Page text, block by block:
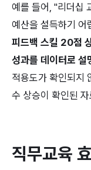
예를 들어, "리더십
예산을 설득하기 어
피드백 스킬 20점
성과를 데이터로 설
적용도가 확인되지
수 상승이 확인된
직무교육